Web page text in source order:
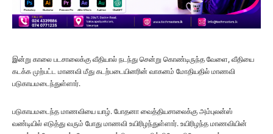
இன்று காலை படசாலைக்கு வீதியால் நடந்து சென்று கொண்டிருந்த வேளை, வீதியை
கடக்க முற்பட்ட மாணவி மீது கடற்படையினரின் வாகனம் மோதியதில் மாணவி
படுகாயமடைந்துள்ளார்.
படுகாயமடைந்த மாணவியை யாழ். போதனா வைத்தியசாலைக்கு அம்புலன்ஸ்
வண்டியில் எடுத்து வரும் போது மாணவி உயிரிழந்துள்ளார். உயிரிழந்த மாணவியின்